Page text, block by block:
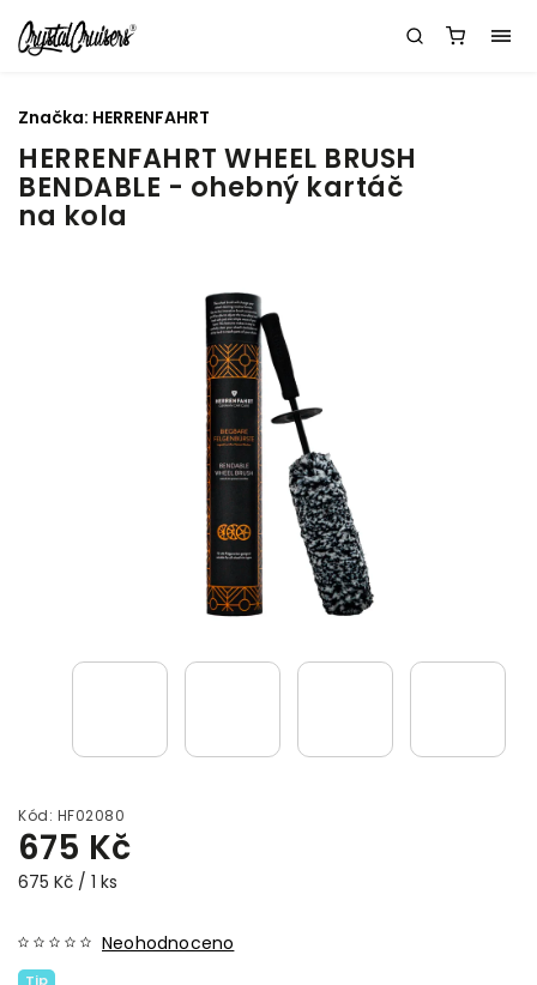
HERRENFAHRT WHEEL BRUSH
BENDABLE - ohebný kartáč
na kola
Kód: HF02080
675 Kč
675 Kč / 1 ks
Tip
Neohodnoceno
Značka: HERRENFAHRT